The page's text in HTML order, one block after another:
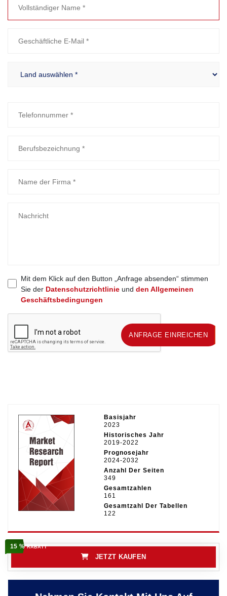
Mit dem Klick auf den Button „Anfrage absenden“ stimmen
Sie der Datenschutzrichtlinieund den Allgemeinen
Geschäftsbedingungen
ANFRAGE EINREICHEN ANFRAGE EINREICHEN
Basisjahr
2023
Historisches Jahr
2019-2022
Prognosejahr
2024-2032
Anzahl Der Seiten
349
Gesamtzahlen
161
Gesamtzahl Der Tabellen
122
15 %RABATT
JETZT KAUFEN